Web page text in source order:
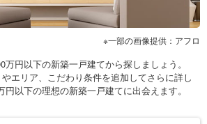
一部の画像提供：アフロ
円以下の新築一戸建てから探しましょう。
エリア、こだわり条件を追加してさらに詳し
円以下の理想の新築一戸建てに出会えます。